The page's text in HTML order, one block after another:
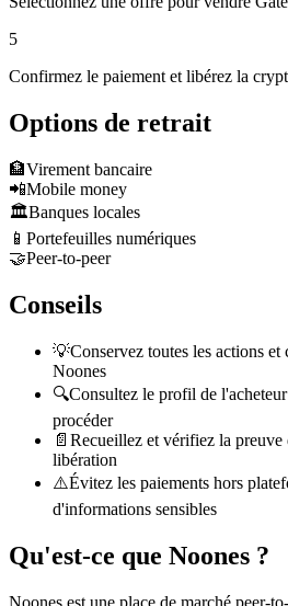
5
Confirmez le paiement et libérez la
Options de retrait
🏦Virement bancaire
📲Mobile money
🏛️Banques locales
📱 Portefeuilles numériques
🤝Peer-to-peer
Conseils
💡Conservez toutes les actions
Noones
🔍Consultez le profil de
procéder
📄 Recueillez et vérifiez la preuve
libération
⚠️Évitez les paiements hors
d'informations sensibles
Qu'est-ce que Noones ?
Noones est une place de marché peer-